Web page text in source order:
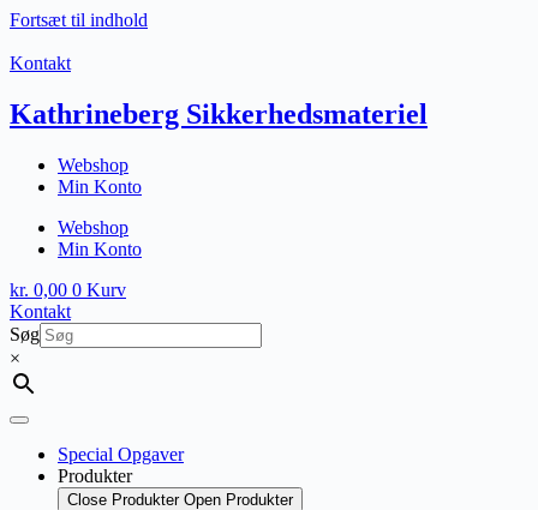
Fortsæt til indhold
Kontakt
Kathrineberg Sikkerhedsmateriel
Webshop
Min Konto
Webshop
Min Konto
kr. 0,00 0 Kurv
Kontakt
Søg
×
Special Opgaver
Produkter
Close Produkter Open Produkter